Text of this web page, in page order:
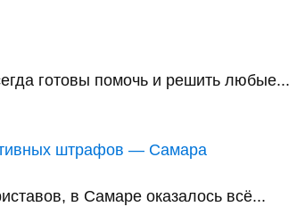
готовы помочь и решить любые...
штрафов — Самара
в Самаре оказалось всё...